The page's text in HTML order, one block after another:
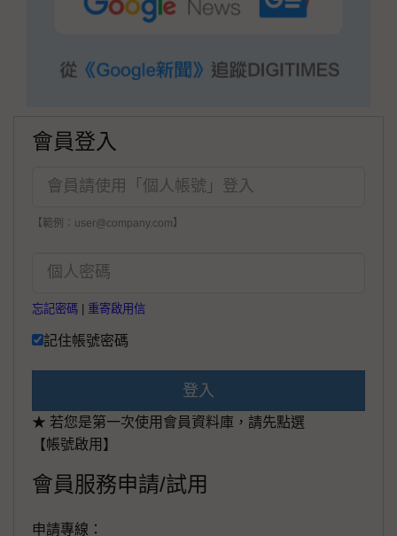
會員登入
【範例：user@company.com】
忘記密碼 重寄啟用信
記住帳號密碼
登入
★ 若您是第一次使用會員資料庫，請先點選
【帳號啟用】
會員服務申請/試用
申請專線：